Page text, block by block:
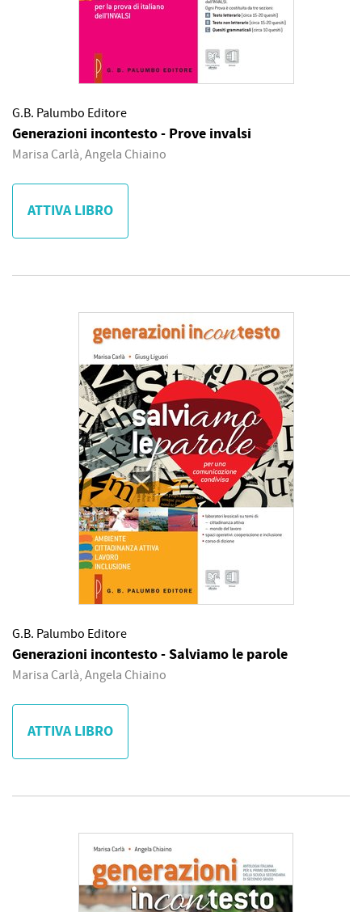
G.B. Palumbo Editore
Generazioni incontesto - Prove invalsi
Marisa Carlà, Angela Chiaino
ATTIVA LIBRO
G.B. Palumbo Editore
Generazioni incontesto - Salviamo le parole
Marisa Carlà, Angela Chiaino
ATTIVA LIBRO